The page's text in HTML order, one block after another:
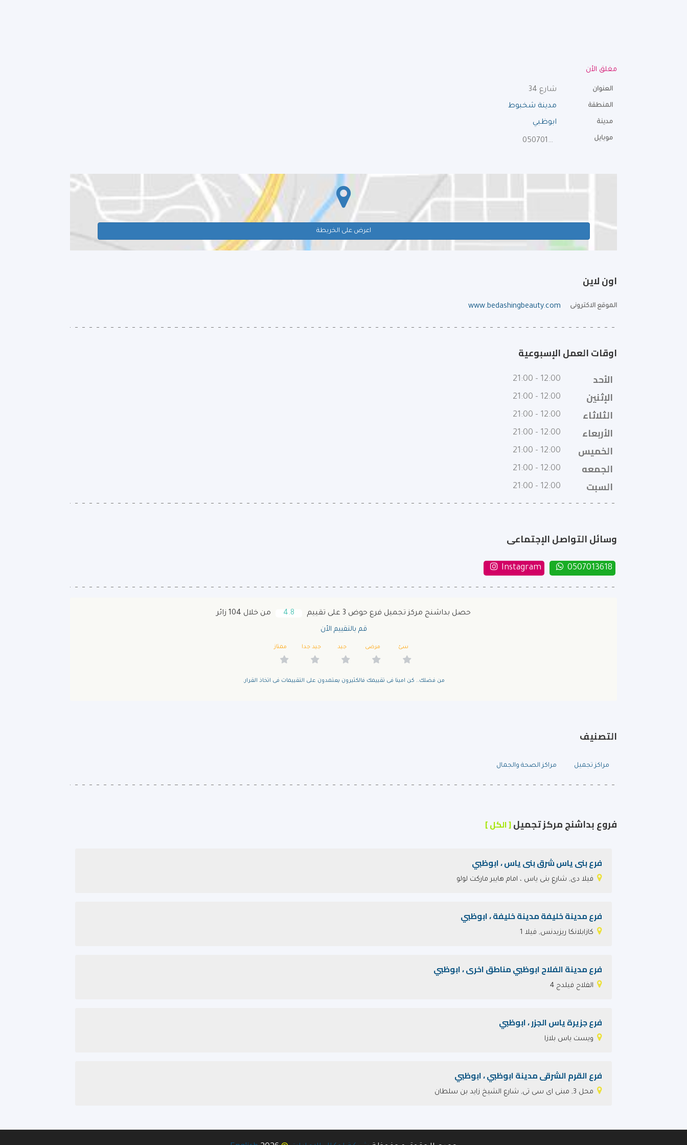
مغلق الأن
العنوان شارع 34
المنطقة مدينة شخبوط
مدينة ابوظبي
موبايل 0507013618
اعرض على الخريطة
اون لاين
الموقع الاكترونى www.bedashingbeauty.com
اوقات العمل الإسبوعية
الأحد
12:00 - 21:00
الإثنين 12:00 - 21:00
الثلاثاء 12:00 - 21:00
الأربعاء 12:00 - 21:00
الخميس 12:00 - 21:00
الجمعه 12:00 - 21:00
السبت 12:00 - 21:00
وسائل التواصل الإجتماعى
0507013618
Instagram
حصل بداشنج مركز تجميل فرع حوض 3 على تقييم 4.8 من خلال 104 زائر
قم بالتقييم الأن
سئ مرضى جيد جيد جدا ممتاز
من فضلك.. كن امينا فى تقييمك فالكثيرون يعتمدون على التقييمات فى اتخاذ القرار.
التصنيف
مراكز تجميل مراكز الصحة والجمال
فروع بداشنج مركز تجميل[ الكل ]
فرع بنى ياس شرق بنى ياس ، ابوظبي
فيلا دى, شارع بنى ياس ، امام هايبر ماركت لولو
فرع مدينة خليفة مدينة خليفة ، ابوظبي
كازابلانكا ريزيدنس, فيلا 1
فرع مدينة الفلاح ابوظبي مناطق اخرى ، ابوظبي
الفلاح فيلدج 4
فرع جزيرة ياس الجزر ، ابوظبي
ويست ياس بلازا
فرع القرم الشرقى مدينة ابوظبي ، ابوظبي
محل 3, مبنى اى سى تى, شارع الشيخ زايد بن سلطان